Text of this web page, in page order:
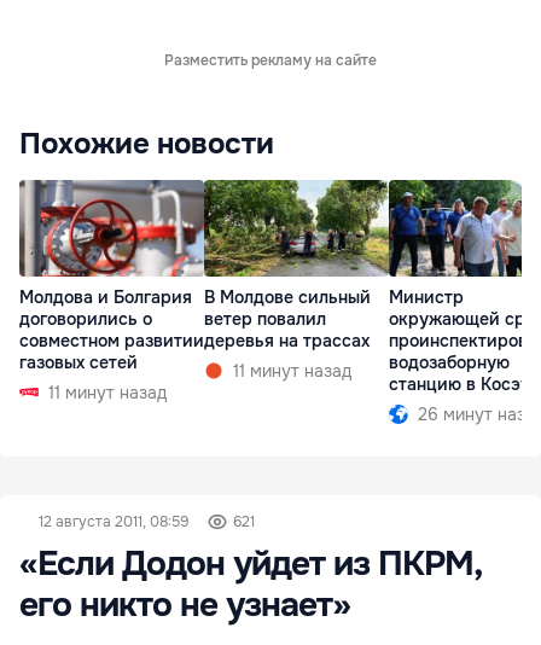
Разместить рекламу на сайте
Похожие новости
Молдова и Болгария
договорились о
совместном развитии
газовых сетей
11 минут назад
В Молдове сильный
ветер повалил
деревья на трассах
11 минут назад
Министр
окружающей
водозаборную
станцию в
26 минут
12 августа 2011, 08:59 621
«Если Додон уйдет из ПКРМ,
его никто не узнает»